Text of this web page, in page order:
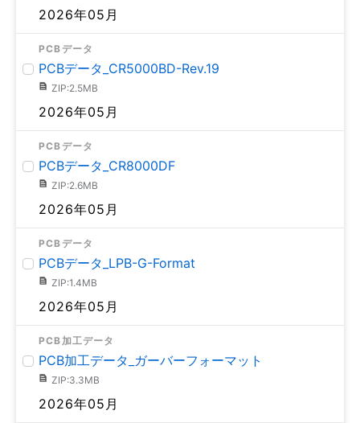
2026年05月
PCBデータ
PCBデータ_CR5000BD-Rev.19
ZIP:2.5MB
2026年05月
PCBデータ
PCBデータ_CR8000DF
ZIP:2.6MB
2026年05月
PCBデータ
PCBデータ_LPB-G-Format
ZIP:1.4MB
2026年05月
PCB加工データ
PCB加工データ_ガーバーフォーマット
ZIP:3.3MB
2026年05月